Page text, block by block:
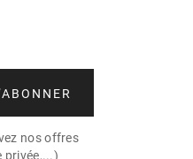
nos offres
privée,...)